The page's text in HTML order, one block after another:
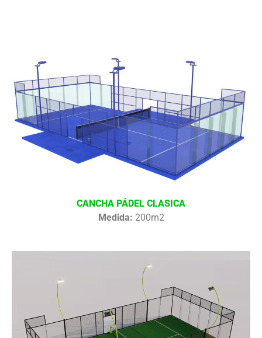
CANCHA PÁDEL CLASICA
Medida: 200m2